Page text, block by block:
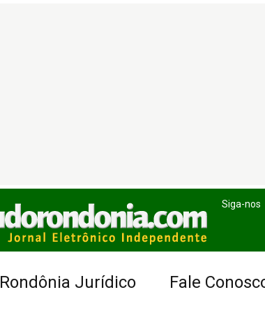
Siga-nos
Rondônia Jurídico Fale